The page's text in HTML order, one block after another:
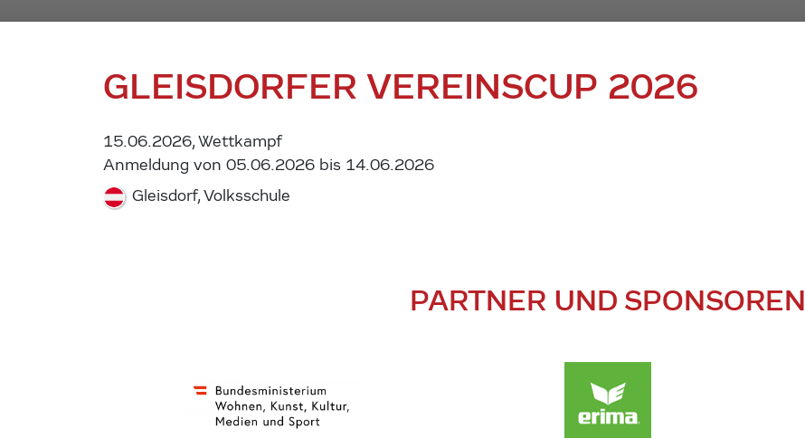
GLEISDORFER VEREINSCUP 2026
15.06.2026, Wettkampf
Anmeldung von 05.06.2026 bis 14.06.2026
Gleisdorf, Volksschule
PARTNER UND SPONSOREN